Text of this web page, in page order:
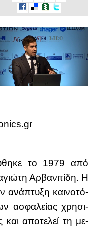
το 1979 από
Αρ­βα­νι­τί­δη. Η
ανά­πτυ­ξη και­νο­τό­
ασφα­λεί­ας χρη­σι­
και απο­τε­λεί τη με­